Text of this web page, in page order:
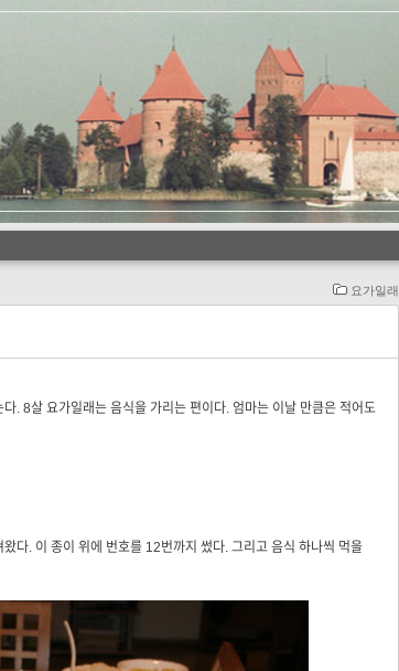
요가일래
. 8살 요가일래는 음식을 가리는 편이다. 엄마는 이날 만큼은 적어도
다. 이 종이 위에 번호를 12번까지 썼다. 그리고 음식 하나씩 먹을